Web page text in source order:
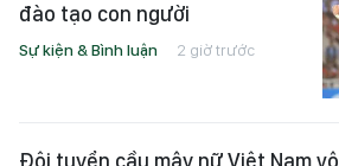
đào tạo con người
Sự kiện & Bình luận 2 giờ trước
Đội tuyển cầu mây nữ Việt Nam vô